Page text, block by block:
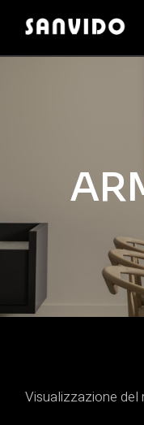
Visualizzazione del